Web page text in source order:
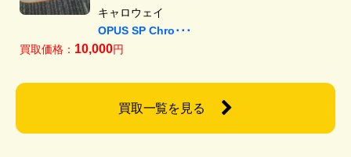
キャロウェイ
OPUS SP Chro･･･
買取価格： 10,000円
買取一覧を見る